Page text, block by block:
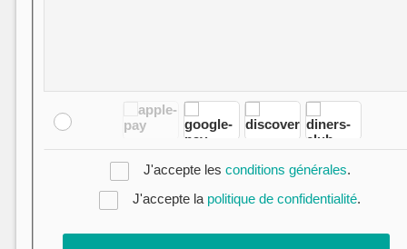
J'accepte les conditions générales.
J'accepte la politique de confidentialité.